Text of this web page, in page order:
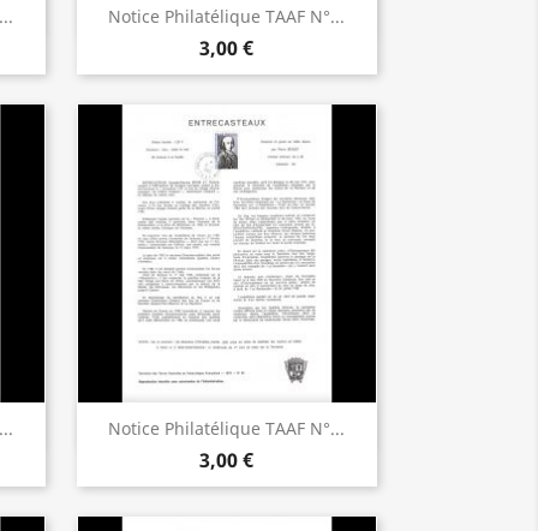
Notice Philatélique TAAF N°...
3,00 €
Aperçu rapide
Notice Philatélique TAAF N°...
3,00 €
Aperçu rapide